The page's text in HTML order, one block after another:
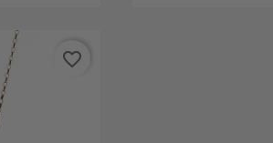
favorite_border